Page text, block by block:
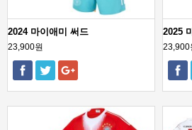
2024 마이애미 써드
23,900원
2025
23,900